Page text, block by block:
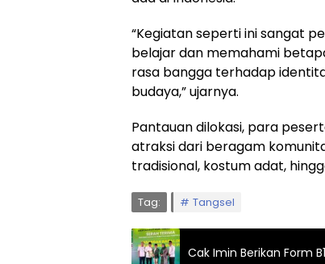
“Kegiatan seperti ini sangat
belajar dan memahami
rasa bangga terhadap
budaya,” ujarnya.
Pantauan dilokasi, para
atraksi dari beragam
tradisional, kostum adat,
Tag: Tangsel
Cak Imin Berikan Form